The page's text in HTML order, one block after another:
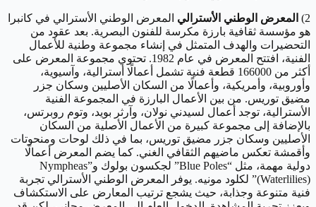
2) المعرض الوطني الأسترالي المعرض الوطني الأسترالي في كانبرا
هو مؤسسة ثقافية بارزة مكرسة للفنون البصرية. بعد عقود من
التحضيرات والهدف المتمثل في إنشاء مجموعة وطنية للأعمال
الفنية، افتتح المعرض في عام 1982. تحتوي مجموعة المعرض على
أكثر من 166000 قطعة فنية تشمل أعمالًا أسترالية، وآسيوية،
وأوروبية، وأمريكية، وأعمالًا من السكان الأصليين وسكان جزر
مضيق توريس. من بين الأعمال البارزة في المجموعة الفنية
الأسترالية، توجد أعمال لسيدني نولان، وآرثر بويد، وتوم روبرتس،
بالإضافة إلى مجموعة كبيرة من الأعمال الأصلية من السكان
الأصليين وسكان جزر مضيق توريس، بما في ذلك لوحات ومنحوتات
وأقمشة تعكس ماضيهم الثقافي الغني. كما يضم المعرض أعمالًا
دولية مهمة، مثل “Blue Poles” لجكسون بولوك و”Nympheas
(Waterlilies)” لكلود مونيه. يوفر المعرض الوطني الأسترالي تجربة
فنية متنوعة وجذابة، حيث يشجع ترتيب المعارض على الاستكشاف